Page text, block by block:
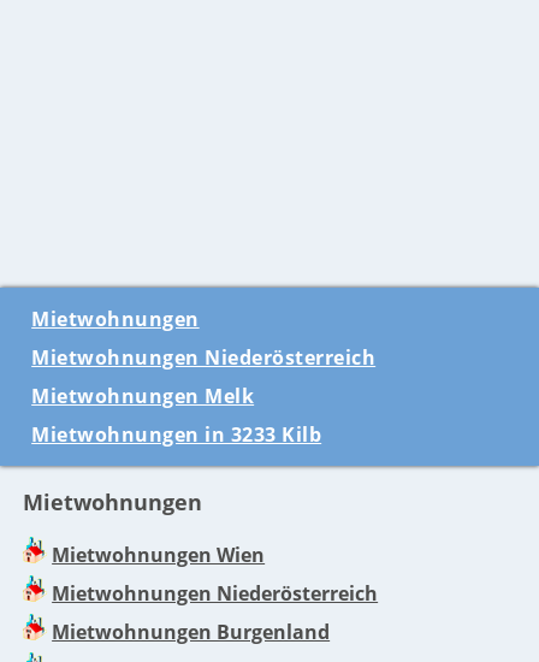
Mietwohnungen
Mietwohnungen Niederösterreich
Mietwohnungen Melk
Mietwohnungen in 3233 Kilb
Mietwohnungen
Mietwohnungen Wien
Mietwohnungen Niederösterreich
Mietwohnungen Burgenland